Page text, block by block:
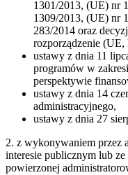
1301/2013, (UE) nr
1309/2013, (UE) nr
283/2014 oraz
rozporządzenie
ustawy z dnia 11
programów w
perspektywie
ustawy z dnia 14
administracyjnego,
ustawy z dnia 27
2. z wykonywaniem przez
interesie publicznym lub
powierzonej